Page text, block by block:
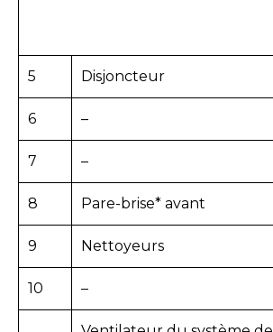
5 Disjoncteur
6 –
7 –
8 Pare-brise* avant
9 Nettoyeurs
10 –